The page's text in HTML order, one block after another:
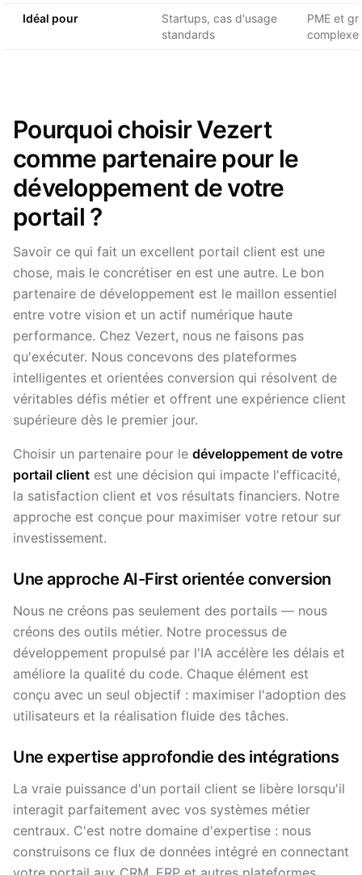
Idéal pour
Startups, cas d'usage
standards
PME et
Pourquoi choisir Vezert
comme partenaire pour le
développement de votre
portail ?
Savoir ce qui fait un excellent portail client est une
chose, mais le concrétiser en est une autre. Le bon
partenaire de développement est le maillon essentiel
entre votre vision et un actif numérique haute
performance. Chez Vezert, nous ne faisons pas
qu'exécuter. Nous concevons des plateformes
intelligentes et orientées conversion qui résolvent de
véritables défis métier et offrent une expérience client
supérieure dès le premier jour.
Choisir un partenaire pour le développement de votre
portail client est une décision qui impacte l'efficacité,
la satisfaction client et vos résultats financiers. Notre
approche est conçue pour maximiser votre retour sur
investissement.
Une approche AI-First orientée conversion
Nous ne créons pas seulement des portails — nous
créons des outils métier. Notre processus de
développement propulsé par l'IA accélère les délais et
améliore la qualité du code. Chaque élément est
conçu avec un seul objectif : maximiser l'adoption des
utilisateurs et la réalisation fluide des tâches.
Une expertise approfondie des intégrations
La vraie puissance d'un portail client se libère lorsqu'il
interagit parfaitement avec vos systèmes métier
centraux. C'est notre domaine d'expertise : nous
construisons ce flux de données intégré en connectant